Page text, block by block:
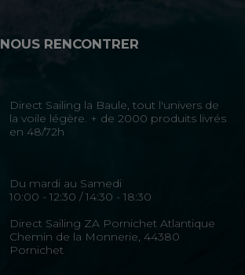
NOUS RENCONTRER
Direct Sailing la Baule, tout l'univers de
la voile légère. + de 2000 produits livrés
en 48/72h
Du mardi au Samedi
10:00 - 12:30 / 14:30 - 18:30
Direct Sailing ZA Pornichet Atlantique
Chemin de la Monnerie, 44380
Pornichet